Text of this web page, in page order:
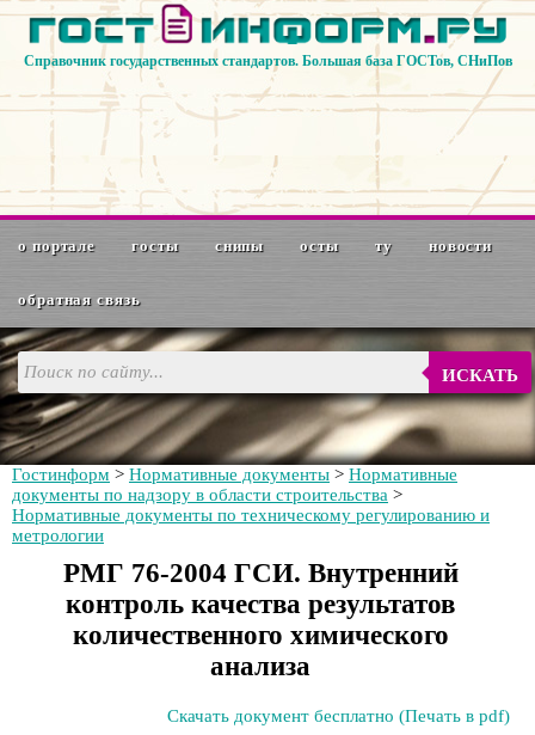
Справочник государственных стандартов. Большая база ГОСТов, СНиПов
о портале госты снипы осты ту новости
обратная связь
ИСКАТЬ
Гостинформ > Нормативные документы > Нормативные
документы по надзору в области строительства >
Нормативные документы по техническому регулированию и
метрологии
РМГ 76-2004 ГСИ. Внутренний
контроль качества результатов
количественного химического
анализа
Скачать документ бесплатно (Печать в pdf)